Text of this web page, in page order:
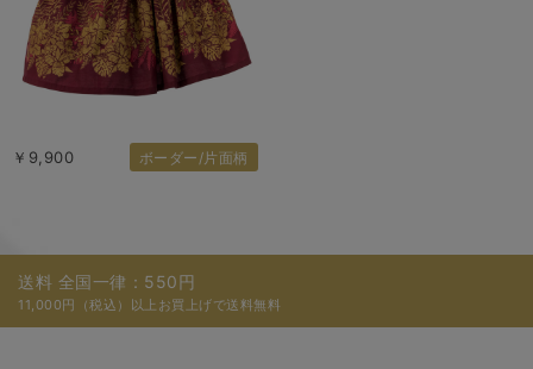
￥9,900 ボーダー/片面柄
送料 全国一律：550円
11,000円（税込）以上お買上げで送料無料